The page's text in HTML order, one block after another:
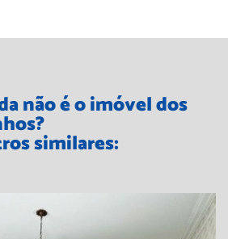
não é o imóvel dos
similares: